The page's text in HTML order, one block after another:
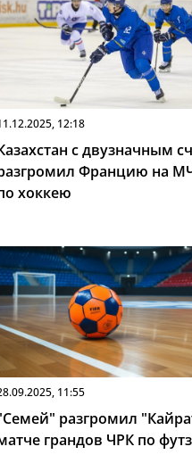
12:18
с двузначным
Францию на
хоккею
11:55
разгромил
грандов ЧРК по